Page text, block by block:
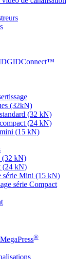
(32kN)
(32 kN)
(24 kN)
(15 kN)
(32 kN)
(24 kN)
série Mini (15 kN)
série Compact
®